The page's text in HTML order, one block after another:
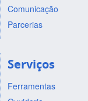
Comunicação
Parcerias
Serviços
Ferramentas